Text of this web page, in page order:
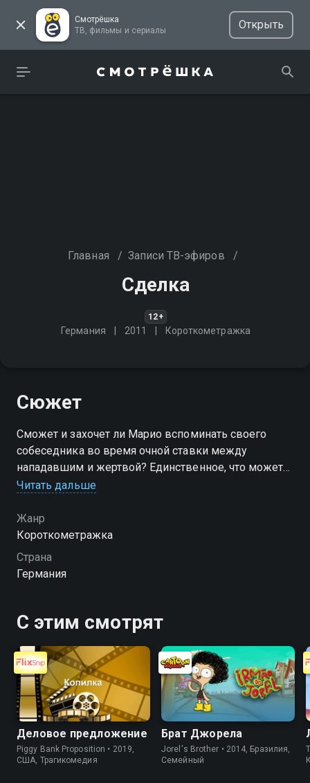
Смотрёшка
ТВ, фильмы и сериалы
Открыть
Главная / Записи ТВ-эфиров /
Сделка
12+
Германия 2011 Короткометражка
Сюжет
Сможет и захочет ли Марио вспоминать своего
собеседника во время очной ставки между
нападавшим и жертвой? Единственное, что может
вытащить его из этой ситуации - правда о жестоком
Читать дальше
Жанр
Короткометражка
Страна
Германия
С этим смотрят
Деловое предложение
Piggy Bank Proposition • 2019,
США, Трагикомедия
Брат Джорела
Jorel's Brother • 2014, Бразилия,
Cемейный